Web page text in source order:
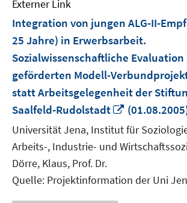
Externer Link
Integration von jungen ALG-II-
25 Jahre) in Erwerbsarbeit.
Sozialwissenschaftliche Evaluation
geförderten Modell-
statt Arbeitsgelegenheit der
Saalfeld-Rudolstadt
In
neuem
Fenster
öffnen
Universität Jena, Institut für
Arbeits-, Industrie- und
Dörre, Klaus, Prof. Dr.
Quelle: Projektinformation der Uni